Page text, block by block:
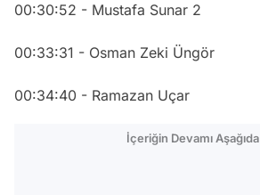
00:30:52 - Mustafa Sunar 2
00:33:31 - Osman Zeki Üngör
00:34:40 - Ramazan Uçar
İçeriğin Devamı Aşağıda